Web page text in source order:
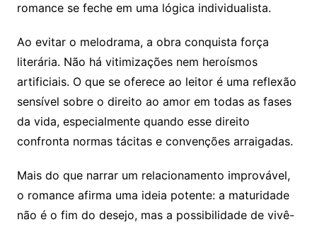
romance se feche em uma lógica individualista.
Ao evitar o melodrama, a obra conquista força
literária. Não há vitimizações nem heroísmos
artificiais. O que se oferece ao leitor é uma reflexão
sensível sobre o direito ao amor em todas as fases
da vida, especialmente quando esse direito
confronta normas tácitas e convenções arraigadas.
Mais do que narrar um relacionamento improvável,
o romance afirma uma ideia potente: a maturidade
não é o fim do desejo, mas a possibilidade de vivê-